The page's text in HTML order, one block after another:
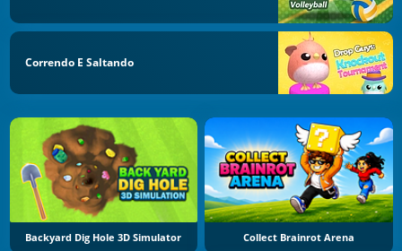
Correndo E Saltando
Backyard Dig Hole 3D Simulator Collect Brainrot Arena